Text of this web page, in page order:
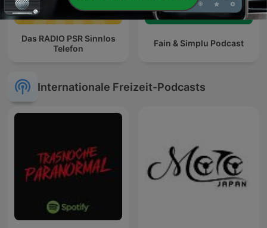
Das RADIO PSR Sinnlos
Telefon
Fain & Simplu Podcast
Internationale Freizeit-Podcasts